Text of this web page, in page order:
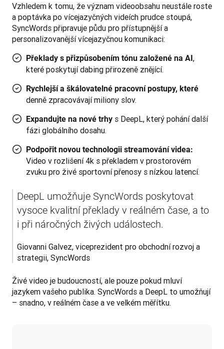
Vzhledem k tomu, že význam videoobsahu neustále roste
a poptávka po vícejazyčných videích prudce stoupá,
SyncWords připravuje půdu pro přístupnější a
personalizovanější vícejazyčnou komunikaci:
Překlady s přizpůsobením tónu založené na AI,
které poskytují dabing přirozeně znějící.
Rychlejší a škálovatelné pracovní postupy, které
denně zpracovávají miliony slov.
Expandujte na nové trhy s DeepL, který pohání další
fázi globálního dosahu.
Podpořit novou technologii streamování videa:
Video v rozlišení 4k s překladem v prostorovém
zvuku pro živé sportovní přenosy s nízkou latencí.
DeepL umožňuje SyncWords poskytovat
vysoce kvalitní překlady v reálném čase, a to
i při náročných živých událostech.
Giovanni Galvez, viceprezident pro obchodní rozvoj a
strategii, SyncWords
Živé video je budoucností, ale pouze pokud mluví
jazykem vašeho publika. SyncWords a DeepL to umožňují
– snadno, v reálném čase a ve velkém měřítku.